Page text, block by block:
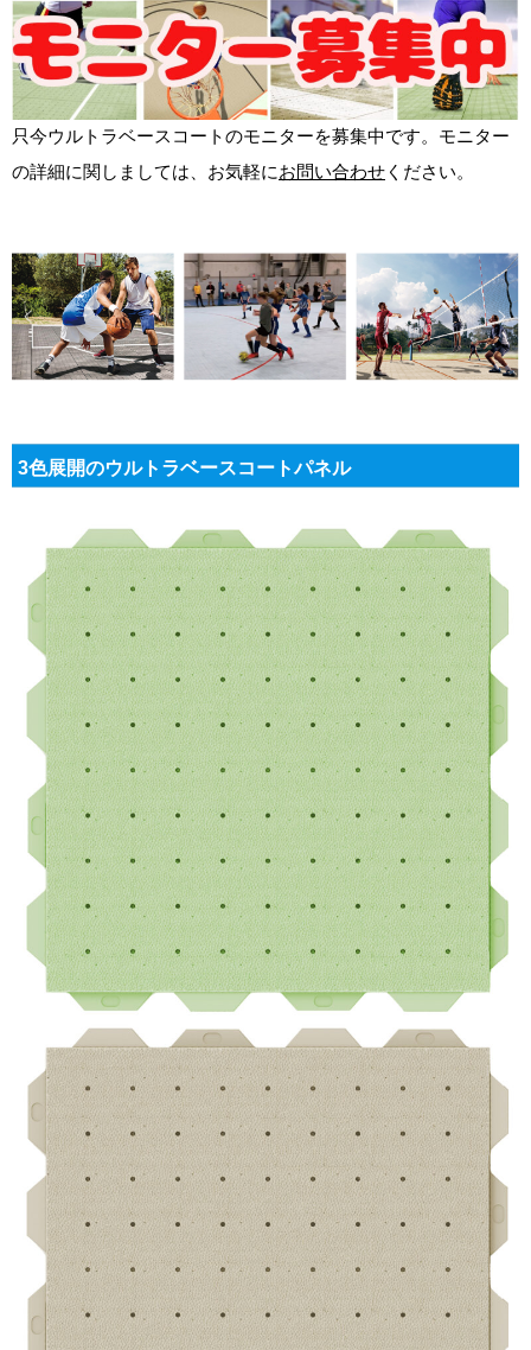
只今ウルトラベースコートのモニターを募集中です。モニター
の詳細に関しましては、お気軽にお問い合わせ ください。
3色展開のウルトラベースコートパネル